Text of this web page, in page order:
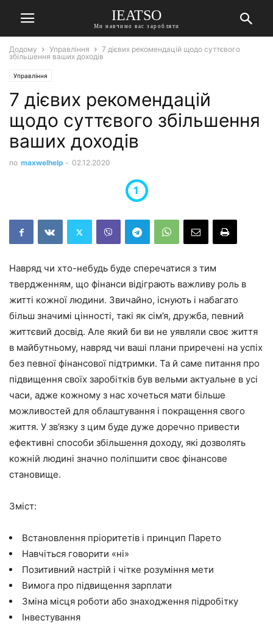
IEATSO
Ми навчимо вас заробляти
Додому Управління
7 дієвих рекомендацій щодо суттєвого
збільшення ваших доходів
Управління
7 дієвих рекомендацій
щодо суттєвого збільшення
ваших доходів
по maxwelhelp - 02.12.2020
Навряд чи хто-небудь буде сперечатися з тим
твердженням, що фінанси відіграють важливу роль в
житті кожної людини. Звичайно, існують і набагато
більш значимі цінності, такі як сім’я, дружба, певний
життєвий досвід. Але який би ви не уявляли своє життя
в майбутньому, навряд чи ваші плани приречені на успіх
без певної фінансової підтримки. Та й саме питання про
підвищення своїх заробітків був вельми актуальне в усі
часи, адже кожному з нас хочеться мати більше
можливостей для облаштування і покращення свого
життя. У зв’язку з цим буде дуже доречно привести
ефективні способи збільшення доходу, які дозволять
кожній людині значно поліпшити своє фінансове
становище.
Зміст:
Встановлення пріоритетів і принцип Парето
Навчіться говорити «ні»
Позитивний настрій і чітке розуміння мети
Вимога про підвищення зарплати
Зміна місця роботи або знаходження підробітку
Інвестування